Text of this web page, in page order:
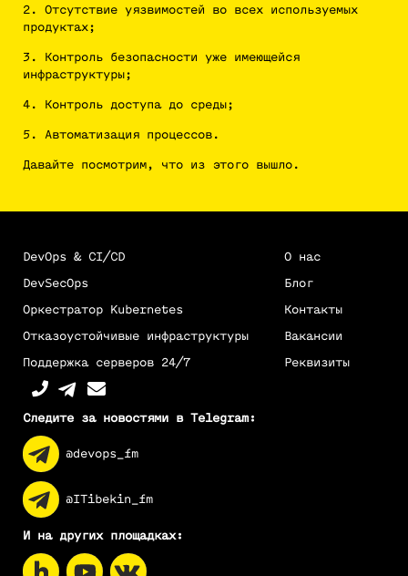
2. Отсутствие уязвимостей во всех используемых
продуктах;
3. Контроль безопасности уже имеющейся
инфраструктуры;
4. Контроль доступа до среды;
5. Автоматизация процессов.
Давайте посмотрим, что из этого вышло.
О нас
Блог
Контакты
Вакансии
Реквизиты
DevOps & CI/CD
DevSecOps
Оркестратор Kubernetes
Отказоустойчивые инфраструктуры
Поддержка серверов 24/7
Следите за новостями в Telegram:
@devops_fm
@ITibekin_fm
И на других площадках: